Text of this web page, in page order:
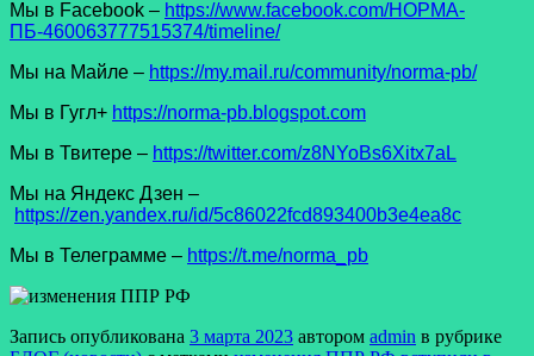
Мы в Facеbook – https://www.facebook.com/НОРМА-
ПБ-460063777515374/timeline/
Мы на Майле – https://my.mail.ru/community/norma-pb/
Мы в Гугл+ https://norma-pb.blogspot.com
Мы в Твитере – https://twitter.com/z8NYoBs6Xitx7aL
Мы на Яндекс Дзен –
https://zen.yandex.ru/id/5c86022fcd893400b3e4ea8c
Мы в Телеграмме – https://t.me/norma_pb
Запись опубликована 3 марта 2023 автором admin в рубрике